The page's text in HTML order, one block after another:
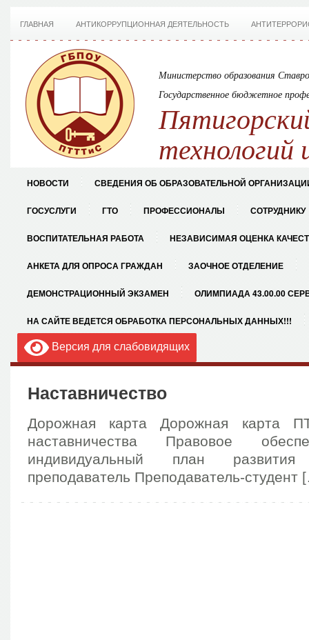
ГЛАВНАЯ АНТИКОРРУПЦИОННАЯ ДЕЯТЕЛЬНОСТЬ
Министерство образования
Государственное бюджетное
технологий
НОВОСТИ СВЕДЕНИЯ ОБ ОБРАЗОВАТЕЛЬНОЙ
ГОСУСЛУГИ ГТО ПРОФЕССИОНАЛЫ СОТРУДНИКУ
ВОСПИТАТЕЛЬНАЯ РАБОТА НЕЗАВИСИМАЯ ОЦЕНКА
АНКЕТА ДЛЯ ОПРОСА ГРАЖДАН ЗАОЧНОЕ ОТДЕЛЕНИЕ
ДЕМОНСТРАЦИОННЫЙ ЭКЗАМЕН ОЛИМПИАДА 43.00.00
НА САЙТЕ ВЕДЕТСЯ ОБРАБОТКА ПЕРСОНАЛЬНЫХ ДАННЫХ!!!
Версия для слабовидящих
Наставничество
Дорожная карта Дорожная карта
наставничества Правовое
индивидуальный план развития
преподаватель Преподаватель-студент